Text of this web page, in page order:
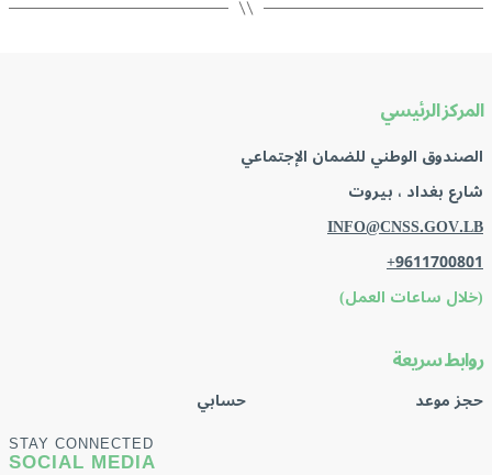
المركز الرئيسي
الصندوق الوطني للضمان الإجتماعي
شارع بغداد ، بيروت
INFO@CNSS.GOV.LB
+9611700801
(خلال ساعات العمل)
روابط سريعة
حجز موعد حسابي
STAY CONNECTED
SOCIAL MEDIA